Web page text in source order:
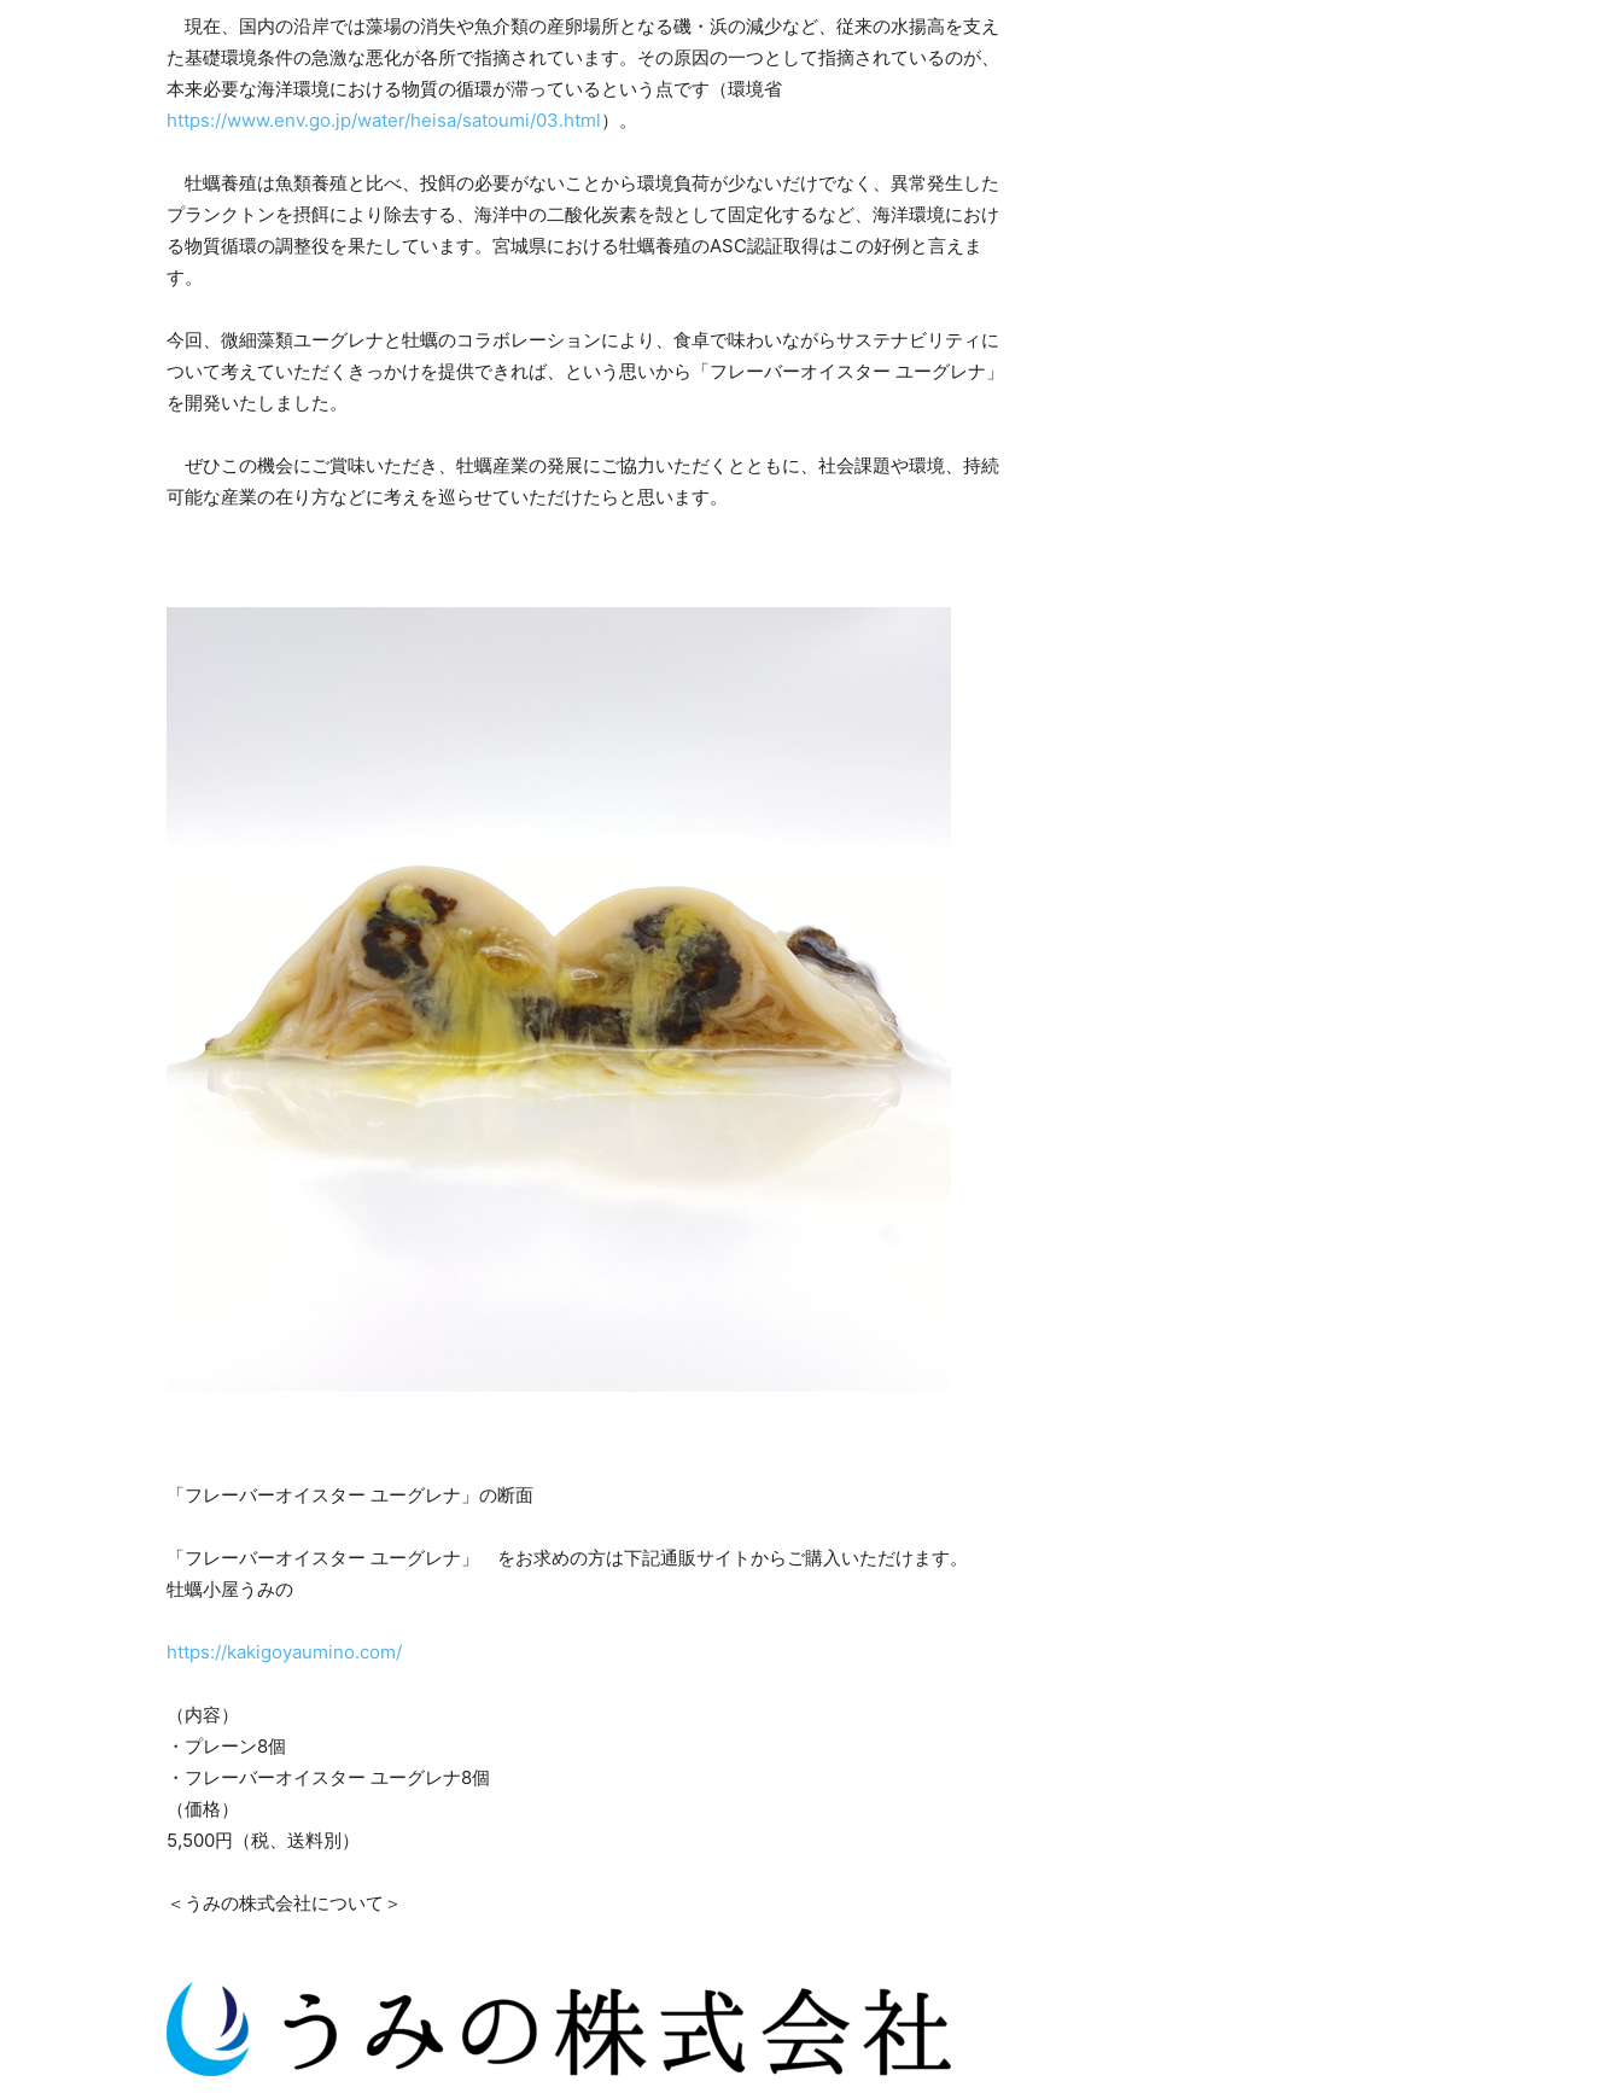
現在、国内の沿岸では藻場の消失や魚介類の産卵場所となる磯・浜の減少など、従来の水揚高を支え
た基礎環境条件の急激な悪化が各所で指摘されています。その原因の一つとして指摘されているのが、
本来必要な海洋環境における物質の循環が滞っているという点です（環境省
https://www.env.go.jp/water/heisa/satoumi/03.html）。
牡蠣養殖は魚類養殖と比べ、投餌の必要がないことから環境負荷が少ないだけでなく、異常発生した
プランクトンを摂餌により除去する、海洋中の二酸化炭素を殻として固定化するなど、海洋環境におけ
る物質循環の調整役を果たしています。宮城県における牡蠣養殖のASC認証取得はこの好例と言えま
す。
今回、微細藻類ユーグレナと牡蠣のコラボレーションにより、食卓で味わいながらサステナビリティに
ついて考えていただくきっかけを提供できれば、という思いから「フレーバーオイスター ユーグレナ」
を開発いたしました。
ぜひこの機会にご賞味いただき、牡蠣産業の発展にご協力いただくとともに、社会課題や環境、持続
可能な産業の在り方などに考えを巡らせていただけたらと思います。
「フレーバーオイスター ユーグレナ」の断面
「フレーバーオイスター ユーグレナ」 をお求めの方は下記通販サイトからご購入いただけます。
牡蠣小屋うみの
https://kakigoyaumino.com/
（内容）
・プレーン8個
・フレーバーオイスター ユーグレナ8個
（価格）
5,500円（税、送料別）
＜うみの株式会社について＞